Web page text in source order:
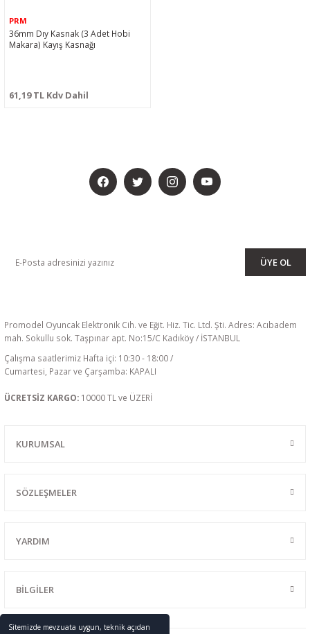
Sitemizde mevzuata uygun, teknik açıdan
PRM
36mm Dıy Kasnak (3 Adet Hobi
Makara) Kayış Kasnağı
61,19 TL Kdv Dahil
ÜYE OL
Promodel Oyuncak Elektronik Cih. ve Eğit. Hiz. Tic. Ltd. Şti. Adres: Acıbadem
mah. Sokullu sok. Taşpınar apt. No:15/C Kadıköy / İSTANBUL
Çalışma saatlerimiz Hafta içi: 10:30 - 18:00 /
Cumartesi, Pazar ve Çarşamba: KAPALI
ÜCRETSİZ KARGO: 10000 TL ve ÜZERİ
KURUMSAL
SÖZLEŞMELER
YARDIM
BİLGİLER